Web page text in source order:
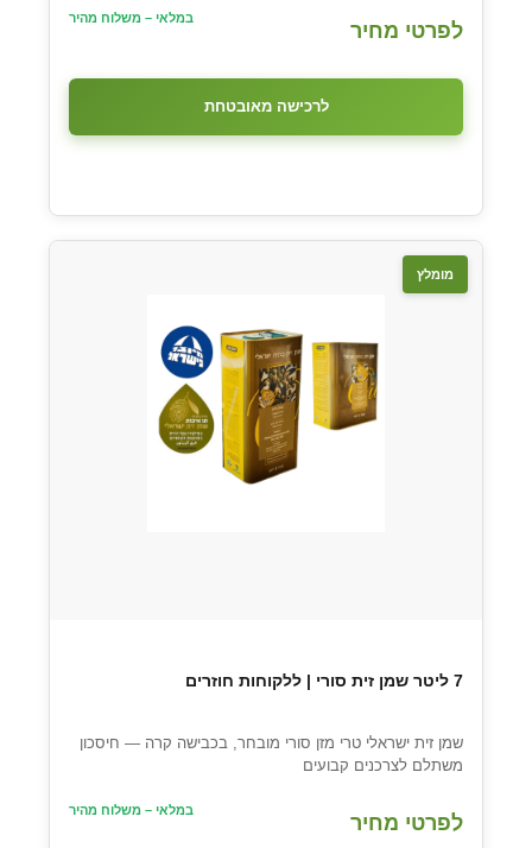
לפרטי מחיר
במלאי – משלוח מהיר
לרכישה מאובטחת
מומלץ
7 ליטר שמן זית סורי | ללקוחות חוזרים
שמן זית ישראלי טרי מזן סורי מובחר, בכבישה קרה — חיסכון
משתלם לצרכנים קבועים
לפרטי מחיר
במלאי – משלוח מהיר